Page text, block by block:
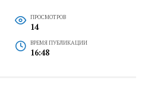
ПРОСМОТРОВ
14
ВРЕМЯ ПУБЛИКАЦИИ
16:48